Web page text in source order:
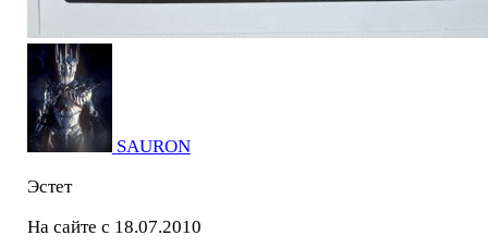
SAURON
Эстет
На сайте с 18.07.2010